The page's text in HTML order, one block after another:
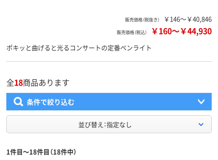
販売価格（税抜き） ￥146～￥40,846
販売価格（税込） ￥160～￥44,930
ポキッと曲げると光るコンサートの定番ペンライト
全18商品あります
条件で絞り込む
並び替え：指定なし
1件目～18件目（18件中）